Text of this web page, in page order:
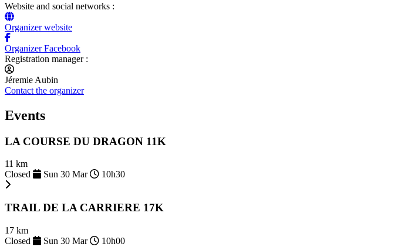
Website and social networks :
Organizer website
Organizer Facebook
Registration manager :
Jéremie Aubin
Contact the organizer
Events
LA COURSE DU DRAGON 11K
11 km
Closed
Sun 30 Mar 10h30
TRAIL DE LA CARRIERE 17K
17 km
Closed
Sun 30 Mar 10h00